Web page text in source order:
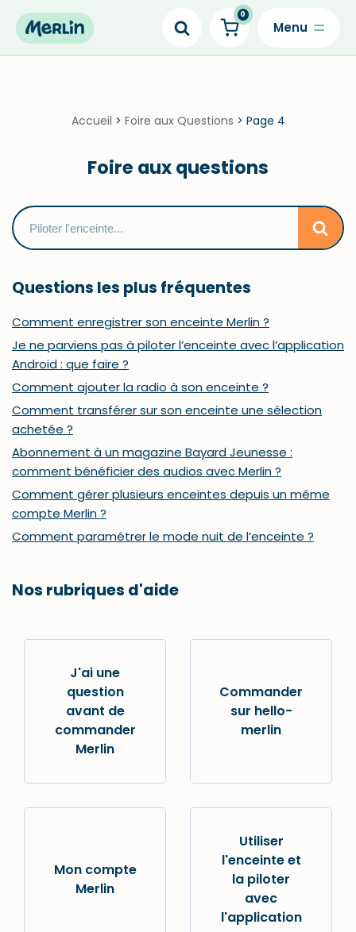
Skip
0
Accueil > Foire aux Questions > Page 4
Foire aux questions
Questions les plus fréquentes
Comment enregistrer son enceinte Merlin ?
Je ne parviens pas à piloter l’enceinte avec l’application
Android : que faire ?
Comment ajouter la radio à son enceinte ?
Comment transférer sur son enceinte une sélection
achetée ?
Abonnement à un magazine Bayard Jeunesse :
comment bénéficier des audios avec Merlin ?
Comment gérer plusieurs enceintes depuis un même
compte Merlin ?
Comment paramétrer le mode nuit de l’enceinte ?
Nos rubriques d'aide
J'ai une
question
avant de
commander
Merlin
Commander
sur hello-
merlin
Mon compte
Merlin
Utiliser
l'enceinte et
la piloter
avec
l'application